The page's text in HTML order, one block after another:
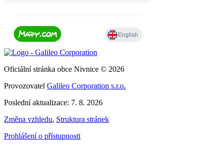
Oficiální stránka obce Nivnice © 2026
Provozovatel Galileo Corporation s.r.o.
Poslední aktualizace: 7. 8. 2026
Změna vzhledu, Struktura stránek
Prohlášení o přístupnosti